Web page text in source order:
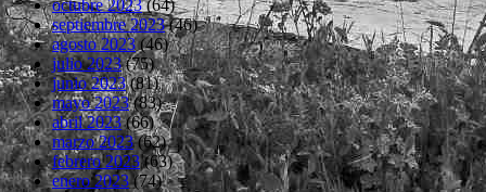
octubre 2023(64)
septiembre 2023(46)
agosto 2023(46)
julio 2023(75)
junio 2023(81)
mayo 2023(83)
abril 2023(66)
marzo 2023(62)
febrero 2023(63)
enero 2023(74)